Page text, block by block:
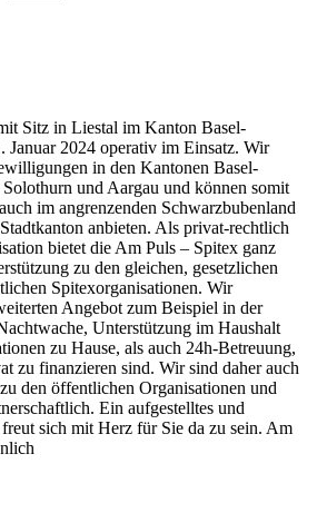
Sitz in Liestal im Kanton Basel-
Januar 2024 operativ im Einsatz. Wir
in den Kantonen Basel-
und Aargau und können somit
im angrenzenden Schwarzbubenland
anbieten. Als privat-rechtlich
bietet die Am Puls – Spitex ganz
zu den gleichen, gesetzlichen
Spitexorganisationen. Wir
Angebot zum Beispiel in der
Unterstützung im Haushalt
zu Hause, als auch 24h-Betreuung,
zu finanzieren sind. Wir sind daher auch
den öffentlichen Organisationen und
Ein aufgestelltes und
sich mit Herz für Sie da zu sein. Am